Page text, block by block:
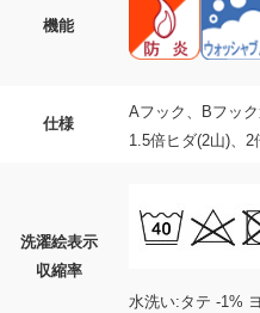
機能
仕様
Aフック、Bフッ
1.5倍ヒダ(2山)、
洗濯絵表示
収縮率
水洗い:タテ -1%